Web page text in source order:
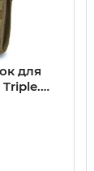
для
Triple.